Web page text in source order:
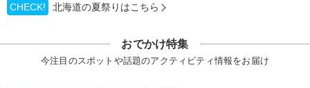
CHECK! 北海道の夏祭りはこちら
おでかけ特集
今注目のスポットや話題のアクティビティ情報をお届け